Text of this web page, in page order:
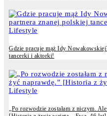
Lifestyle
Gdzie pracuje mąż Idy
tancerki i aktorki!
Lifestyle
„Po rozwodzie zostałam z niczym.